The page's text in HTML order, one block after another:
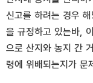
신고를 하려는 경우
을 규정하고 있는바,
으로 산지와 농지 간
령에 위배되는지가 문